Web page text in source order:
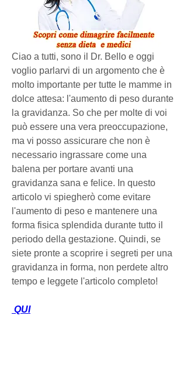
Ciao a tutti, sono il Dr. Bello e oggi
voglio parlarvi di un argomento che è
molto importante per tutte le mamme in
dolce attesa: l'aumento di peso durante
la gravidanza. So che per molte di voi
può essere una vera preoccupazione,
ma vi posso assicurare che non è
necessario ingrassare come una
balena per portare avanti una
gravidanza sana e felice. In questo
articolo vi spiegherò come evitare
l'aumento di peso e mantenere una
forma fisica splendida durante tutto il
periodo della gestazione. Quindi, se
siete pronte a scoprire i segreti per una
gravidanza in forma, non perdete altro
tempo e leggete l'articolo completo!
QUI